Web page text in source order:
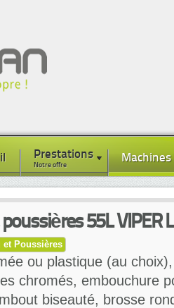
Prestations
Notre offre
Machines
55L VIPER
et Poussières
ou plastique (au
chromés, embouchure
biseauté, brosse